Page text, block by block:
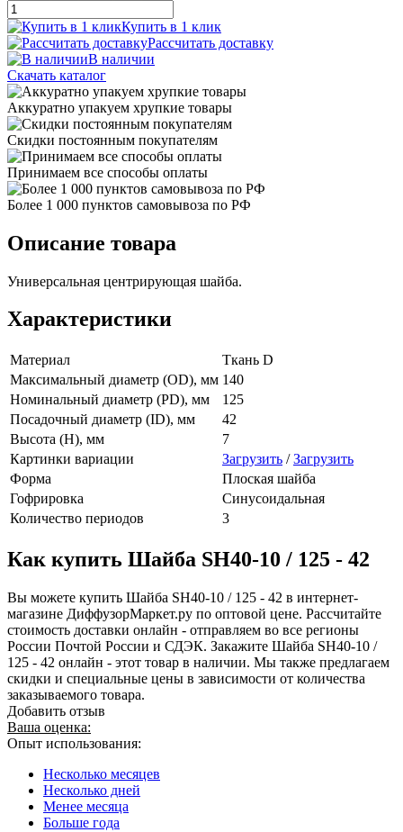
Купить в 1 клик
Рассчитать доставку
В наличии
Скачать каталог
Аккуратно упакуем хрупкие товары
Скидки постоянным покупателям
Принимаем все способы оплаты
Более 1 000 пунктов самовывоза по РФ
Описание товара
Универсальная центрирующая шайба.
Характеристики
Материал
Ткань D
Максимальный диаметр (OD), мм 140
Номинальный диаметр (PD), мм
125
Посадочный диаметр (ID), мм
42
Высота (H), мм
7
Картинки вариации
Загрузить /Загрузить
Форма
Плоская шайба
Гофрировка
Синусоидальная
Количество периодов
3
Как купить Шайба SH40-10 / 125 - 42
Вы можете купить Шайба SH40-10 / 125 - 42 в интернет-
магазине ДиффузорМаркет.ру по оптовой цене. Рассчитайте
стоимость доставки онлайн - отправляем во все регионы
России Почтой России и СДЭК. Закажите Шайба SH40-10 /
125 - 42 онлайн - этот товар в наличии. Мы также предлагаем
скидки и специальные цены в зависимости от количества
заказываемого товара.
Добавить отзыв
Ваша оценка:
Опыт использования:
Несколько месяцев
Несколько дней
Менее месяца
Больше года